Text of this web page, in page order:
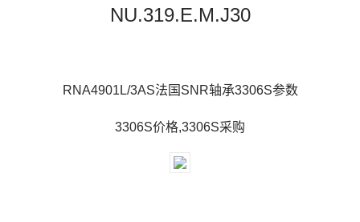
NU.319.E.M.J30
RNA4901L/3AS法国SNR轴承3306S参数
3306S价格,3306S采购